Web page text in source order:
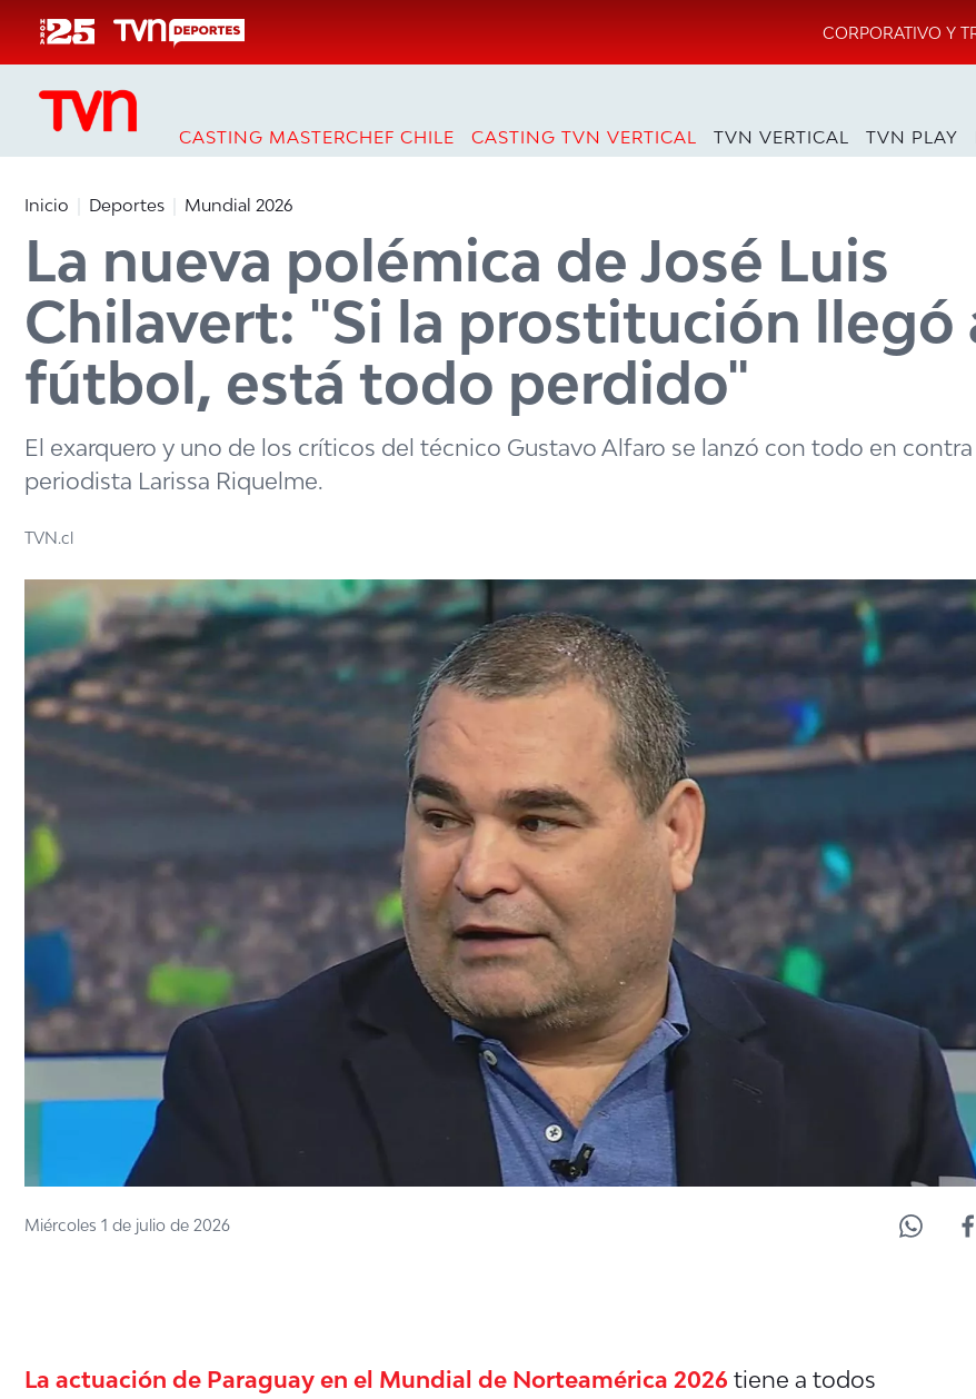
CORPORATIVO Y
CASTING MASTERCHEF CHILE CASTING TVN VERTICAL TVN VERTICAL TVN PLAY
Inicio Deportes Mundial 2026
La nueva polémica de José Luis
Chilavert: "Si la prostitución llegó
fútbol, está todo perdido"
El exarquero y uno de los críticos del técnico Gustavo Alfaro se lanzó con todo en contra
periodista Larissa Riquelme.
TVN.cl
Miércoles 1 de julio de 2026
La actuación de Paraguay en el Mundial de Norteamérica 2026 tiene a todos